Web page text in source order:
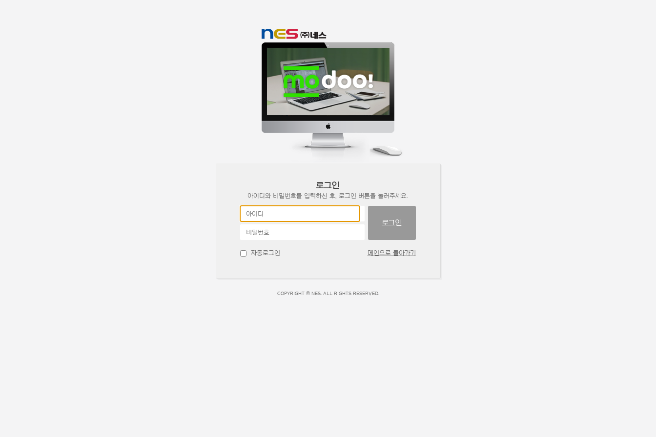
로그인
아이디와 비밀번호를 입력하신 후, 로그인 버튼을 눌러주세요.
아이디
비밀번호
자동로그인 메인으로 돌아가기
COPYRIGHT © NES. ALL RIGHTS RESERVED.